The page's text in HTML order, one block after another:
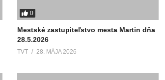
0
Mestské zastupiteľstvo mesta Martin dňa
28.5.2026
TVT 28. MÁJA 2026